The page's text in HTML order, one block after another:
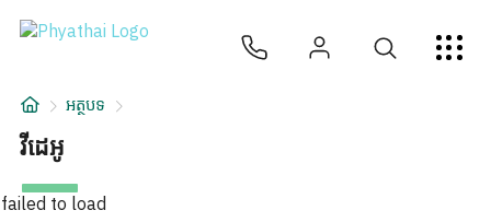
KM ไทย English
អត្ថបទ
អំពីពួកយើង
អត្ថបទ
វីដេអូ
failed to load